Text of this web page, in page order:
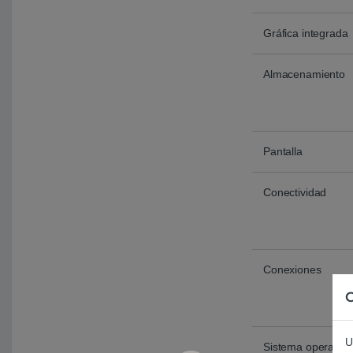
Gráfica integrada
Almacenamiento
Pantalla
Conectividad
Conexiones
Sistema operativo